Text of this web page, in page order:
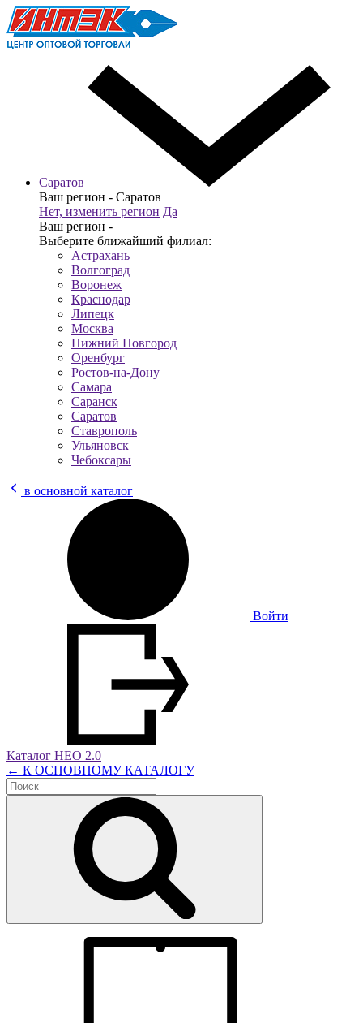
Саратов
Ваш регион - Саратов
Нет, изменить регион Да
Ваш регион -
Выберите ближайший филиал:
Астрахань
Волгоград
Воронеж
Краснодар
Липецк
Москва
Нижний Новгород
Оренбург
Ростов-на-Дону
Самара
Саранск
Саратов
Ставрополь
Ульяновск
Чебоксары
в основной каталог
Войти
Каталог НЕО 2.0
← К ОСНОВНОМУ КАТАЛОГУ